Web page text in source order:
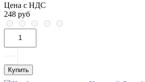
Цена с НДС
248 руб
Купить